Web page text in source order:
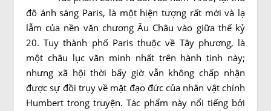
đô ánh sáng Paris, là một hiện tượng rất mới và lạ
lẫm của nền văn chương Âu Châu vào giữa thế kỷ
20. Tuy thành phố Paris thuộc về Tây phương, là
một châu lục văn minh nhất trên hành tinh này;
nhưng xã hội thời bấy giờ vẫn không chấp nhận
được sự đồi trụy về mặt đạo đức của nhân vật chính
Humbert trong truyện. Tác phẩm này nổi tiếng bởi